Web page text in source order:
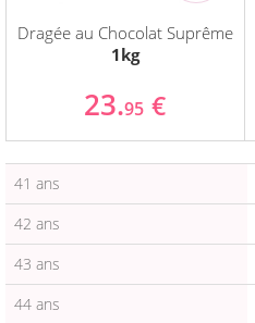
Dragée au Chocolat Suprême
1kg
23.95 €
41 ans
42 ans
43 ans
44 ans